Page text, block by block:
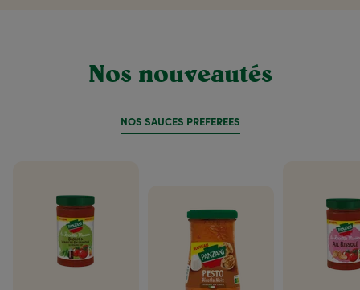
Nos nouveautés
NOS SAUCES PRÉFÉRÉES